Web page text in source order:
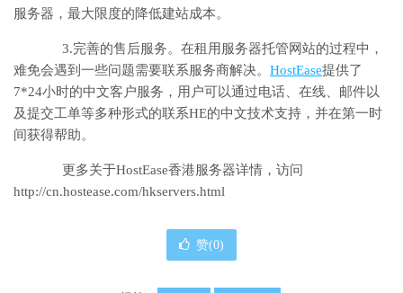
服务器，最大限度的降低建站成本。
3.完善的售后服务。在租用服务器托管网站的过程中，
难免会遇到一些问题需要联系服务商解决。 HostEase提供了
7*24小时的中文客户服务，用户可以通过电话、在线、邮件以
及提交工单等多种形式的联系HE的中文技术支持，并在第一时
间获得帮助。
更多关于HostEase香港服务器详情，访问
http://cn.hostease.com/hkservers.html
赞(0)